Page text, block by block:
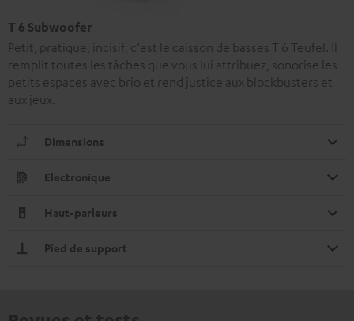
T 6 Subwoofer
Petit, pratique, incisif, c‘est le caisson de basses T 6 Teufel. Il
remplit toutes les tâches que vous lui attribuez, sonorise les
petits espaces avec brio et rend justice aux blockbusters et
aux jeux.
Dimensions
Electronique
Haut-parleurs
Pied de support